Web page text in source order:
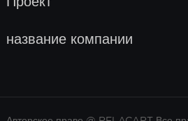
название компании